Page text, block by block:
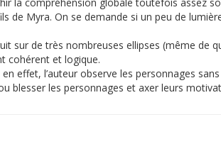
de Myra. On se demande si un peu de
sur de très nombreuses ellipses (même de
cohérent et logique.
effet, l’auteur observe les personnages
blesser les personnages et axer leurs